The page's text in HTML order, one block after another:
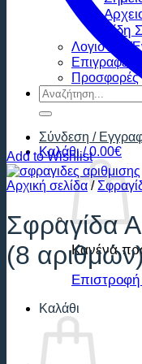
Είδη
Λογιστικά
Επιγραφές
Προσφορές
Αναζήτηση
για:
Σύνδεση /
Καλάθι /0.00€
Κανένα
Καλάθι
Add to Wishlist
Αρχική σελίδα /
Σφραγίδα
(8